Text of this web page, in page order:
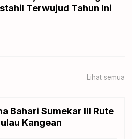
Terwujud Tahun Ini
Lihat semua
Bahari Sumekar III Rute
Kangean